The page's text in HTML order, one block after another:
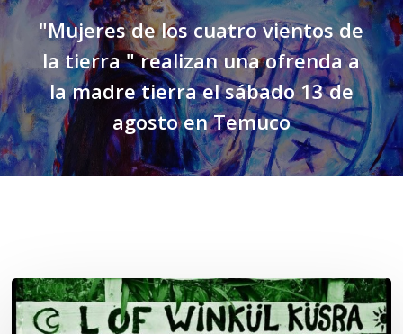
"Mujeres de los cuatro vientos de
la tierra " realizan una ofrenda a
la madre tierra el sábado 13 de
agosto en Temuco
Lof
Winkül